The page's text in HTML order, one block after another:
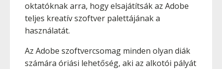
oktatóknak arra, hogy elsajátítsák az Adobe
teljes kreatív szoftver palettájának a
használatát.
Az Adobe szoftvercsomag minden olyan diák
számára óriási lehetőség, aki az alkotói pályát